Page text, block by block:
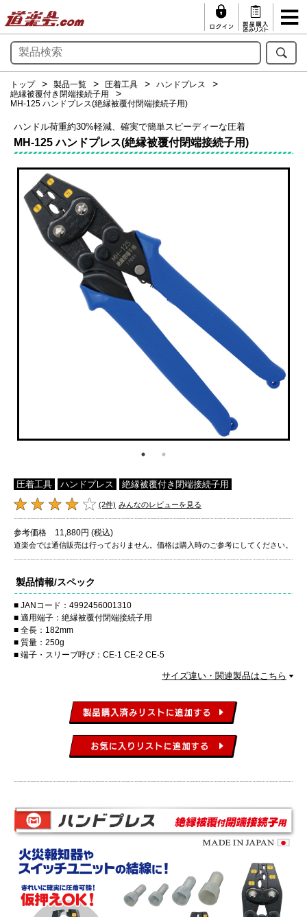
トップ 製品一覧 圧着工具
ハンドプレス
絶縁被覆付き閉端接続子用
MH-125 ハンドプレス(絶縁被覆付閉端接続子用)
ハンドル荷重約30%軽減、確実で簡単スピーディーな圧着
MH-125 ハンドプレス(絶縁被覆付閉端接続子用)
圧着工具 ハンドプレス 絶縁被覆付き閉端接続子用
(2件) みんなのレビューを見る
参考価格 11,880円 (税込)
道楽会では通信販売は行っておりません。価格は購入時のご参考にしてください。
製品情報/スペック
JANコード：4992456001310
適用端子：絶縁被覆付閉端接続子用
全長：182mm
質量：250g
端子・スリーブ呼び：CE-1 CE-2 CE-5
サイズ違い・関連製品はこちら